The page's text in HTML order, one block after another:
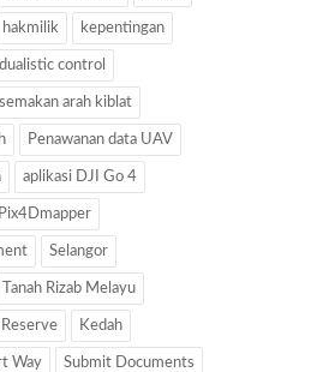
hakmilik kepentingan
dualistic control
semakan arah kiblat
Penawanan data UAV
aplikasi DJI Go 4
Pix4Dmapper
Selangor
Tanah Rizab Melayu
Kedah
Way Submit Documents